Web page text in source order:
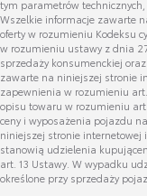
Wyświetl numer
Kajetan
Doradca
tym parametrów
Wszelkie informacje zawarte
oferty w rozumieniu Kodeksu
w rozumieniu ustawy z dnia
sprzedaży konsumenckiej
zawarte na niniejszej stronie
zapewnienia w rozumieniu
opisu towaru w rozumieniu
ceny i wyposażenia pojazdu
niniejszej stronie
stanowią udzielenia
art. 13 Ustawy. W wypadku
określone przy sprzedaży